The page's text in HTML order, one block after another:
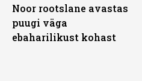
Noor rootslane avastas
puugi väga
ebaharilikust kohast